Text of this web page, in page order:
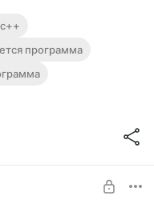
что в системе нет
найдете внутри
программа